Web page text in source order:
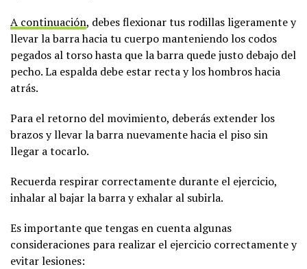
A continuación, debes flexionar tus rodillas ligeramente y
llevar la barra hacia tu cuerpo manteniendo los codos
pegados al torso hasta que la barra quede justo debajo del
pecho. La espalda debe estar recta y los hombros hacia
atrás.
Para el retorno del movimiento, deberás extender los
brazos y llevar la barra nuevamente hacia el piso sin
llegar a tocarlo.
Recuerda respirar correctamente durante el ejercicio,
inhalar al bajar la barra y exhalar al subirla.
Es importante que tengas en cuenta algunas
consideraciones para realizar el ejercicio correctamente y
evitar lesiones: